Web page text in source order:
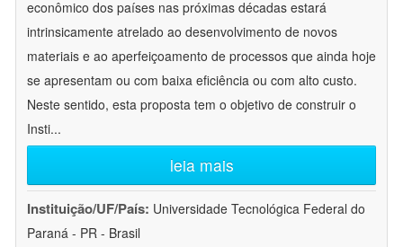
econômico dos países nas próximas décadas estará
intrinsicamente atrelado ao desenvolvimento de novos
materiais e ao aperfeiçoamento de processos que ainda hoje
se apresentam ou com baixa eficiência ou com alto custo.
Neste sentido, esta proposta tem o objetivo de construir o
Insti...
leia mais
Instituição/UF/País: Universidade Tecnológica Federal do
Paraná - PR - Brasil